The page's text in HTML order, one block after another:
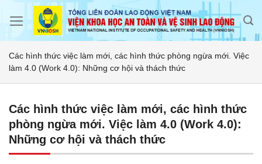
Các hình thức việc làm mới, các hình thức phòng ngừa mới. Việc
làm 4.0 (Work 4.0): Những cơ hội và thách thức
Các hình thức việc làm mới, các hình thức
phòng ngừa mới. Việc làm 4.0 (Work 4.0):
Những cơ hội và thách thức